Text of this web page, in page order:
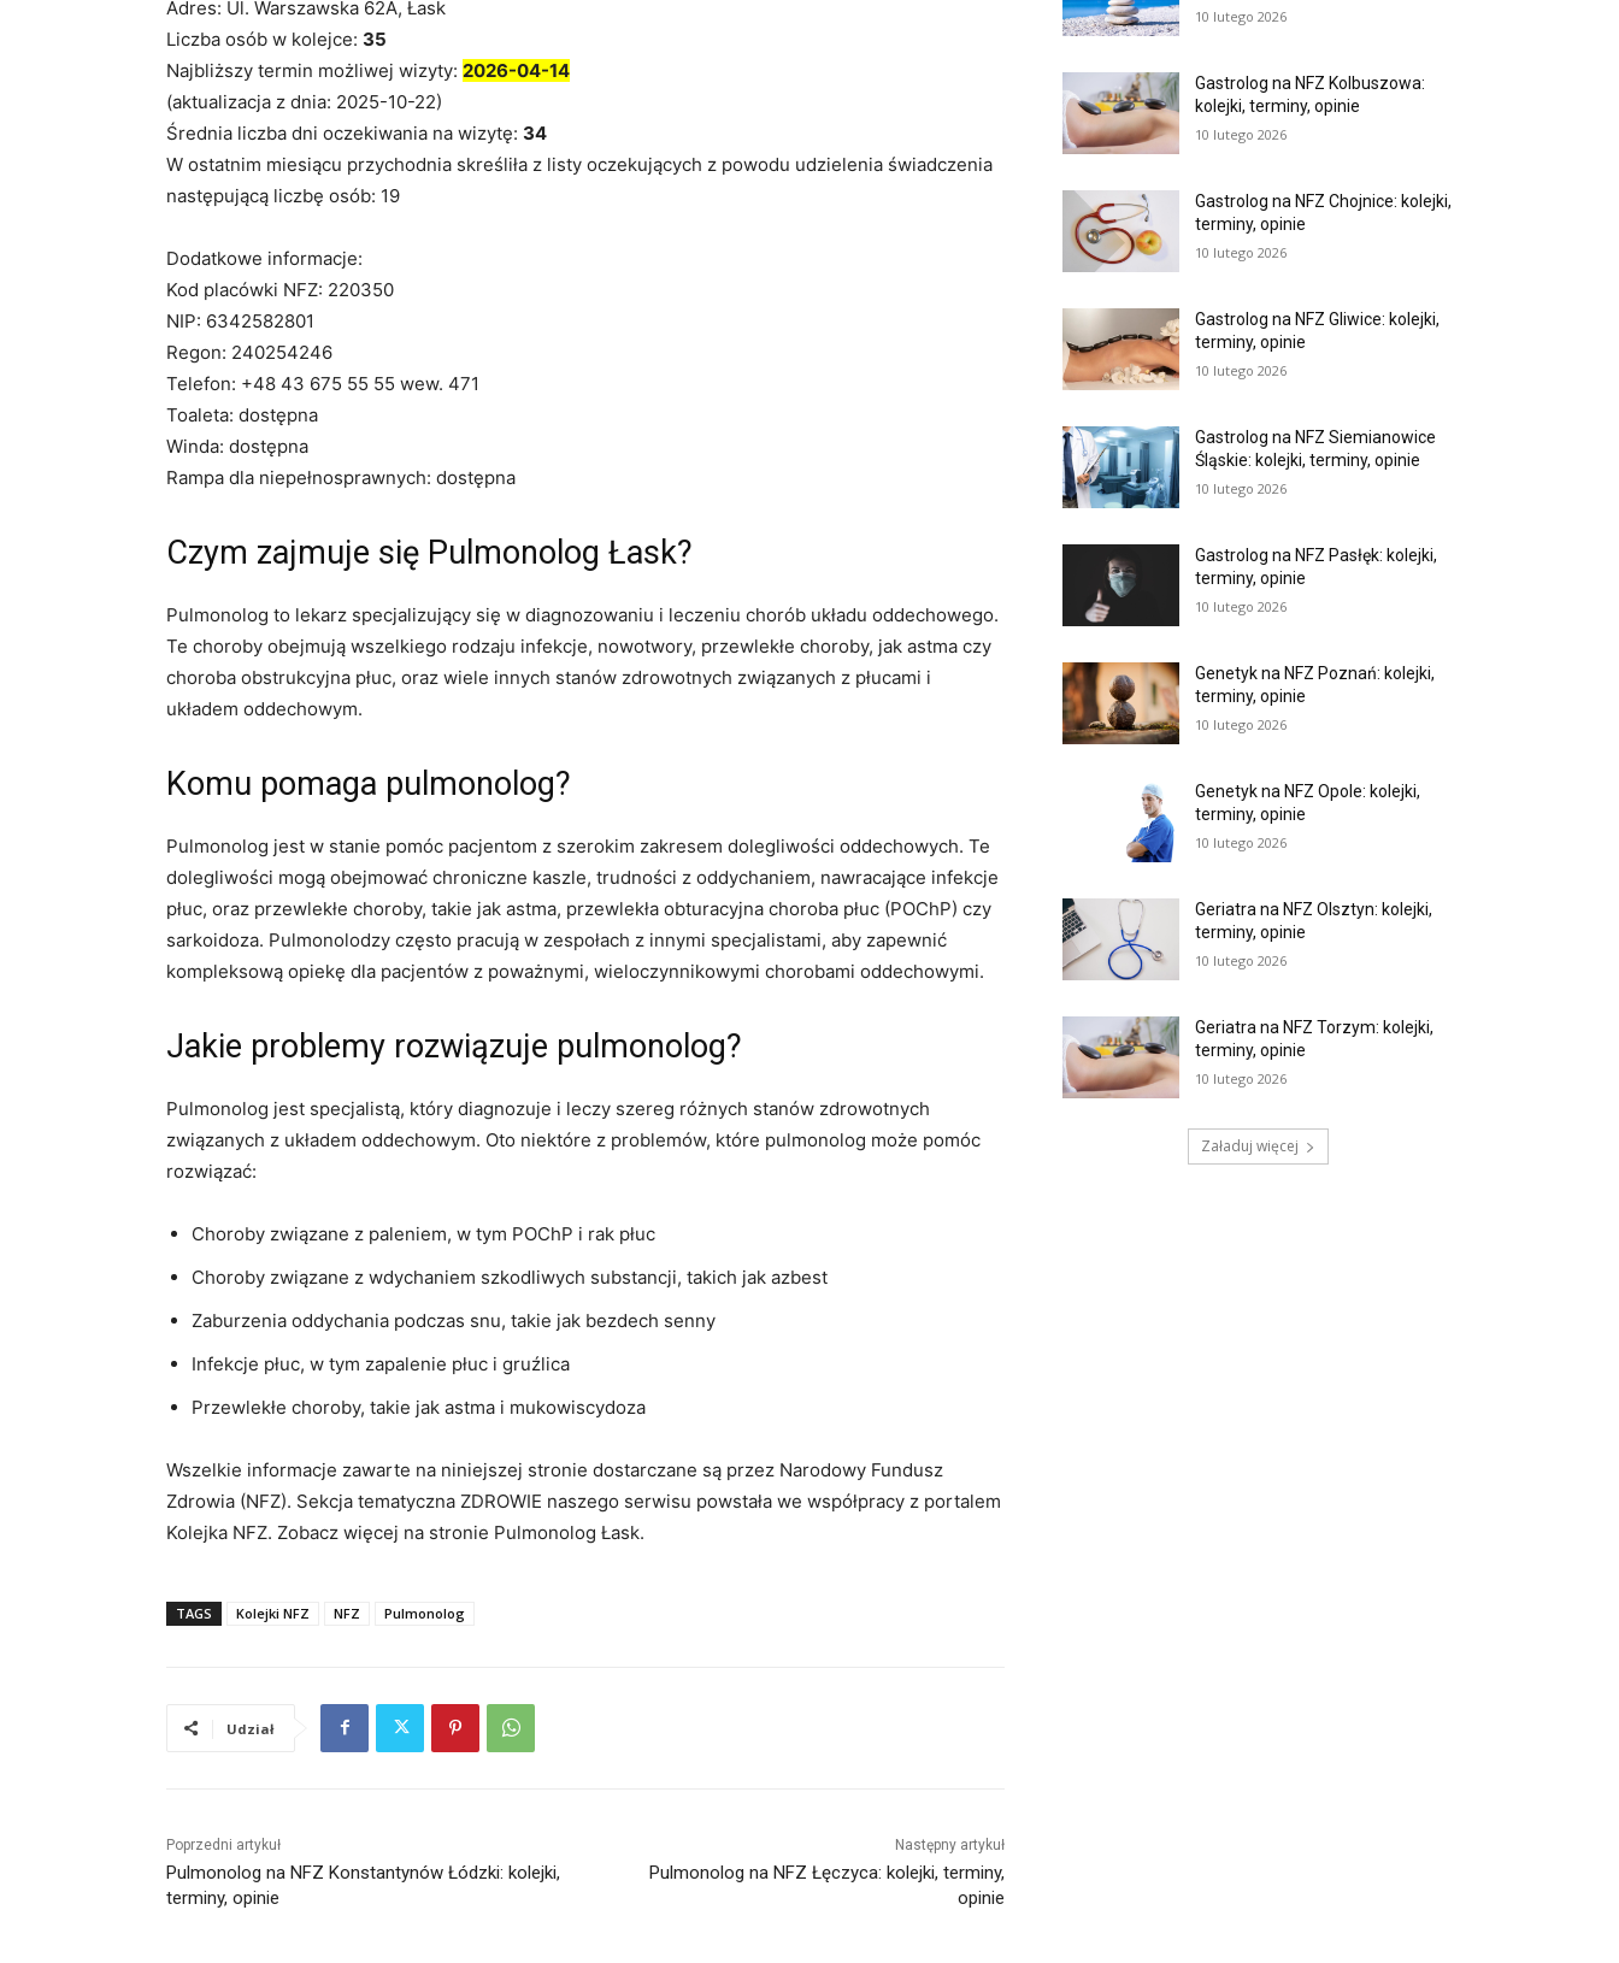
Adres: Ul. Warszawska 62A, Łask
Liczba osób w kolejce: 35
Najbliższy termin możliwej wizyty: 2026-04-14
(aktualizacja z dnia: 2025-10-22)
Średnia liczba dni oczekiwania na wizytę: 34
W ostatnim miesiącu przychodnia skreśliła z listy oczekujących z powodu udzielenia świadczenia
następującą liczbę osób: 19
Dodatkowe informacje:
Kod placówki NFZ: 220350
NIP: 6342582801
Regon: 240254246
Telefon: +48 43 675 55 55 wew. 471
Toaleta: dostępna
Winda: dostępna
Rampa dla niepełnosprawnych: dostępna
Czym zajmuje się Pulmonolog Łask?
Pulmonolog to lekarz specjalizujący się w diagnozowaniu i leczeniu chorób układu oddechowego.
Te choroby obejmują wszelkiego rodzaju infekcje, nowotwory, przewlekłe choroby, jak astma czy
choroba obstrukcyjna płuc, oraz wiele innych stanów zdrowotnych związanych z płucami i
układem oddechowym.
Komu pomaga pulmonolog?
Pulmonolog jest w stanie pomóc pacjentom z szerokim zakresem dolegliwości oddechowych. Te
dolegliwości mogą obejmować chroniczne kaszle, trudności z oddychaniem, nawracające infekcje
płuc, oraz przewlekłe choroby, takie jak astma, przewlekła obturacyjna choroba płuc (POChP) czy
sarkoidoza. Pulmonolodzy często pracują w zespołach z innymi specjalistami, aby zapewnić
kompleksową opiekę dla pacjentów z poważnymi, wieloczynnikowymi chorobami oddechowymi.
Jakie problemy rozwiązuje pulmonolog?
Pulmonolog jest specjalistą, który diagnozuje i leczy szereg różnych stanów zdrowotnych
związanych z układem oddechowym. Oto niektóre z problemów, które pulmonolog może pomóc
rozwiązać:
Choroby związane z paleniem, w tym POChP i rak płuc
Choroby związane z wdychaniem szkodliwych substancji, takich jak azbest
Zaburzenia oddychania podczas snu, takie jak bezdech senny
Infekcje płuc, w tym zapalenie płuc i gruźlica
Przewlekłe choroby, takie jak astma i mukowiscydoza
Wszelkie informacje zawarte na niniejszej stronie dostarczane są przez Narodowy Fundusz
Zdrowia (NFZ). Sekcja tematyczna ZDROWIE naszego serwisu powstała we współpracy z portalem
Kolejka NFZ. Zobacz więcej na stronie Pulmonolog Łask.
TAGS Kolejki NFZ NFZ Pulmonolog
Udział
Poprzedni artykuł
Pulmonolog na NFZ Konstantynów Łódzki: kolejki,
terminy, opinie
Następny artykuł
Pulmonolog na NFZ Łęczyca: kolejki, terminy,
opinie
10 lutego 2026
Gastrolog na NFZ Kolbuszowa:
kolejki, terminy, opinie
10 lutego 2026
Gastrolog na NFZ Chojnice: kolejki,
terminy, opinie
10 lutego 2026
Gastrolog na NFZ Gliwice: kolejki,
terminy, opinie
10 lutego 2026
Gastrolog na NFZ Siemianowice
Śląskie: kolejki, terminy, opinie
10 lutego 2026
Gastrolog na NFZ Pasłęk: kolejki,
terminy, opinie
10 lutego 2026
Genetyk na NFZ Poznań: kolejki,
terminy, opinie
10 lutego 2026
Genetyk na NFZ Opole: kolejki,
terminy, opinie
10 lutego 2026
Geriatra na NFZ Olsztyn: kolejki,
terminy, opinie
10 lutego 2026
Geriatra na NFZ Torzym: kolejki,
terminy, opinie
10 lutego 2026
Załaduj więcej